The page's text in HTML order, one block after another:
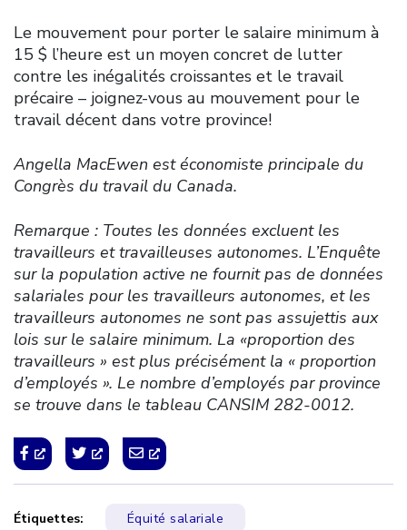
Le mouvement pour porter le salaire minimum à
15 $ l’heure est un moyen concret de lutter
contre les inégalités croissantes et le travail
précaire – joignez-vous au mouvement pour le
travail décent dans votre province!
Angella MacEwen est économiste principale du
Congrès du travail du Canada.
Remarque : Toutes les données excluent les
travailleurs et travailleuses autonomes. L’Enquête
sur la population active ne fournit pas de données
salariales pour les travailleurs autonomes, et les
travailleurs autonomes ne sont pas assujettis aux
lois sur le salaire minimum. La «proportion des
travailleurs » est plus précisément la « proportion
d’employés ». Le nombre d’employés par province
se trouve dans le tableau CANSIM 282-0012.
Étiquettes: Équité salariale